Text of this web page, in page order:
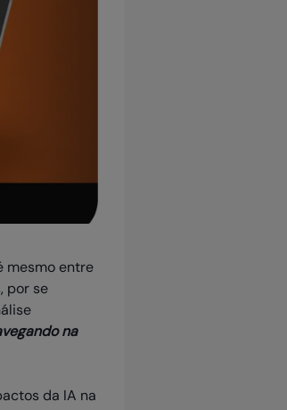
mesmo entre
por se
na
da IA na